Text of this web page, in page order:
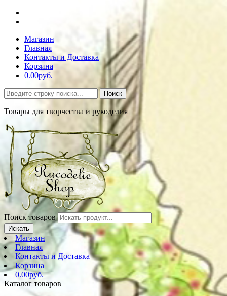
Магазин
Главная
Контакты и Доставка
Корзина
0.00руб.
Поиск
Товары для творчества и рукоделия
Поиск товаров
Искать
Магазин
Главная
Контакты и Доставка
Корзина
0.00руб.
Каталог товаров